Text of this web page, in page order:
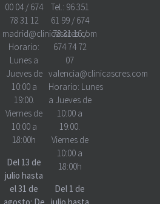
00 04/ 674
78 31 12
madrid@clinicascres.com
Horario:
Lunes a
Jueves de
10:00 a
19:00.
Viernes de
10:00 a
18:00h
Del 13 de
julio hasta
el 31 de
Tel.: 96 351
61 99/ 674
78 31 16/
674 74 72
07
valencia@clinicascres.com
Horario: Lunes
a Jueves de
10:00 a
19:00.
Viernes de
10:00 a
18:00h
Del 1 de